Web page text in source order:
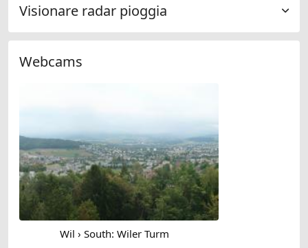
Visionare radar pioggia
Webcams
Wil › South: Wiler Turm